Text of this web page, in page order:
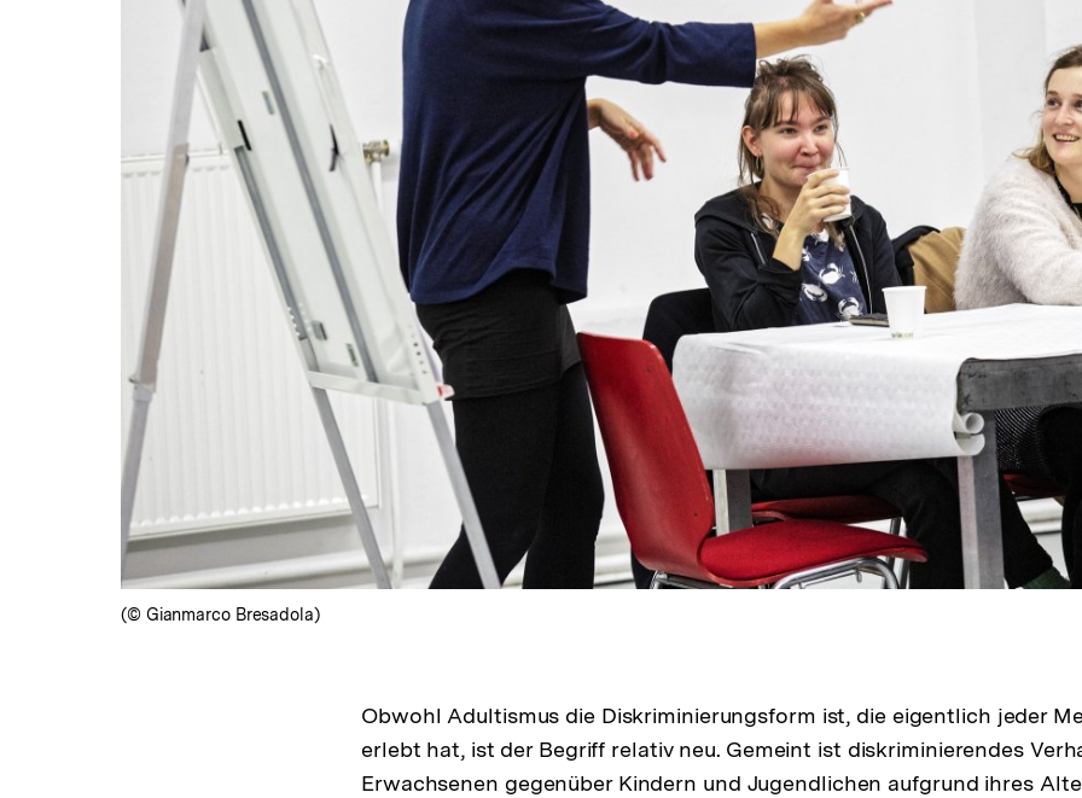
(© Gianmarco Bresadola)
Obwohl Adultismus die Diskriminierungsform ist, die eigentlich jeder
erlebt hat, ist der Begriff relativ neu. Gemeint ist diskriminierendes
Erwachsenen gegenüber Kindern und Jugendlichen aufgrund ihres